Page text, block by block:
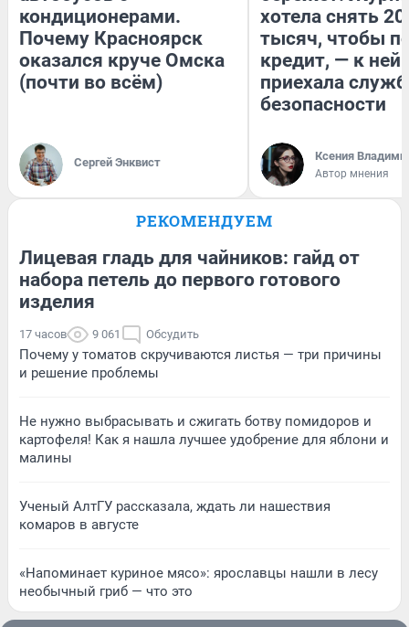
кондиционерами.
Почему Красноярск
оказался круче Омска
(почти во всём)
Сергей Энквист
хотела снять
тысяч, чтобы
кредит, — к
приехала
безопасности
Ксения
Автор мнения
РЕКОМЕНДУЕМ
Лицевая гладь для чайников: гайд от
набора петель до первого готового
изделия
17 часов 9 061 Обсудить
Почему у томатов скручиваются листья — три причины
и решение проблемы
Не нужно выбрасывать и сжигать ботву помидоров и
картофеля! Как я нашла лучшее удобрение для яблони и
малины
Ученый АлтГУ рассказала, ждать ли нашествия
комаров в августе
«Напоминает куриное мясо»: ярославцы нашли в лесу
необычный гриб — что это